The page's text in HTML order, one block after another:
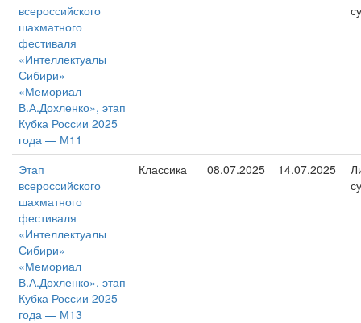
всероссийского
шахматного
фестиваля
«Интеллектуалы
Сибири»
«Мемориал
В.А.Дохленко», этап
Кубка России 2025
года — М11
Этап
всероссийского
шахматного
фестиваля
«Интеллектуалы
Сибири»
«Мемориал
В.А.Дохленко», этап
Кубка России 2025
года — М13
Классика 08.07.2025 14.07.2025